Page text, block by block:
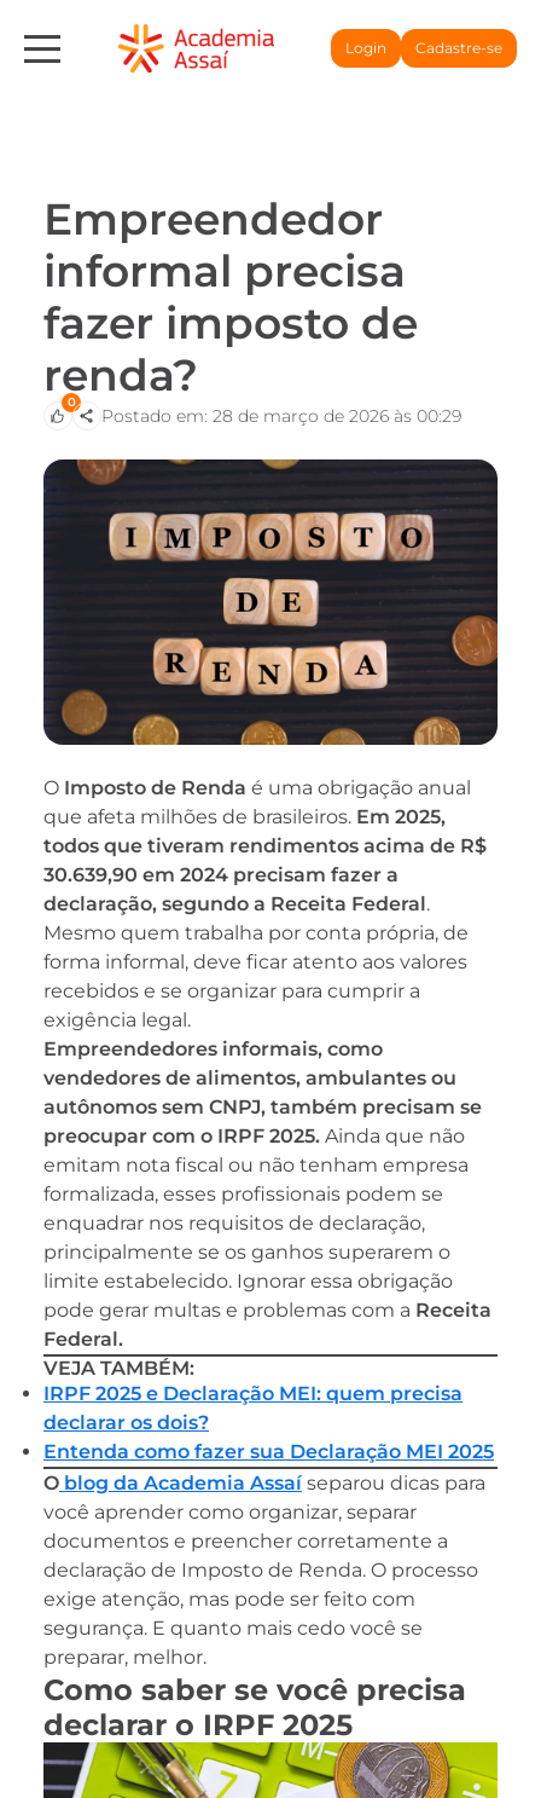
Login Cadastre-se
Empreendedor
informal precisa
fazer imposto de
renda?
0
Postado em: 28 de março de 2026 às 00:29
O Imposto de Renda é uma obrigação anual
que afeta milhões de brasileiros. Em 2025,
todos que tiveram rendimentos acima de R$
30.639,90 em 2024 precisam fazer a
declaração, segundo a Receita Federal.
Mesmo quem trabalha por conta própria, de
forma informal, deve ficar atento aos valores
recebidos e se organizar para cumprir a
exigência legal.
Empreendedores informais, como
vendedores de alimentos, ambulantes ou
autônomos sem CNPJ, também precisam se
preocupar com o IRPF 2025. Ainda que não
emitam nota fiscal ou não tenham empresa
formalizada, esses profissionais podem se
enquadrar nos requisitos de declaração,
principalmente se os ganhos superarem o
limite estabelecido. Ignorar essa obrigação
pode gerar multas e problemas com a Receita
Federal.
VEJA TAMBÉM:
IRPF 2025 e Declaração MEI: quem precisa
declarar os dois?
Entenda como fazer sua Declaração MEI 2025
O blog da Academia Assaí separou dicas para
você aprender como organizar, separar
documentos e preencher corretamente a
declaração de Imposto de Renda. O processo
exige atenção, mas pode ser feito com
segurança. E quanto mais cedo você se
preparar, melhor.
Como saber se você precisa
declarar o IRPF 2025